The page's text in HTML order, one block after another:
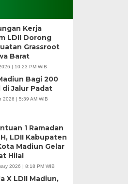
Kerja
LDII Dorong
Grassroot
Barat
| 10:23 PM WIB
Bagi 200
di Jalur Padat
2026 | 5:39 AM WIB
1 Ramadan
LDII Kabupaten
Madiun Gelar
Hilal
2026 | 8:18 PM WIB
X LDII Madiun,